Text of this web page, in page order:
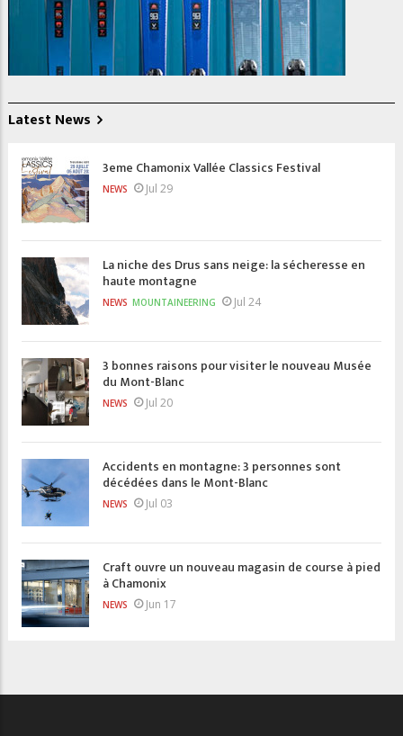
Latest News
3eme Chamonix Vallée Classics Festival
NEWS Jul 29
La niche des Drus sans neige: la sécheresse en
haute montagne
NEWS MOUNTAINEERING Jul 24
3 bonnes raisons pour visiter le nouveau Musée
du Mont-Blanc
NEWS Jul 20
Accidents en montagne: 3 personnes sont
décédées dans le Mont-Blanc
NEWS Jul 03
Craft ouvre un nouveau magasin de course à pied
à Chamonix
NEWS Jun 17